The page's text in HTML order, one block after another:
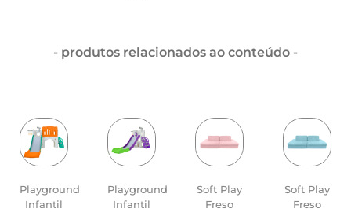
- produtos relacionados ao conteúdo -
Playground
Infantil
Playground
Infantil
Soft Play
Freso
Soft Play
Freso